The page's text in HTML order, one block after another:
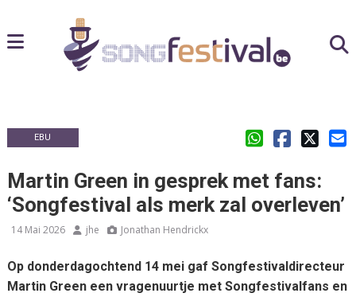
EBU
Martin Green in gesprek met fans:
‘Songfestival als merk zal overleven’
14 Mai 2026 jhe Jonathan Hendrickx
Op donderdagochtend 14 mei gaf Songfestivaldirecteur
Martin Green een vragenuurtje met Songfestivalfans en